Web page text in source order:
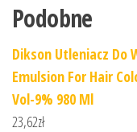
Podobne
Dikson Utleniacz Do
Emulsion For Hair
Vol-9% 980 Ml
23,62zł